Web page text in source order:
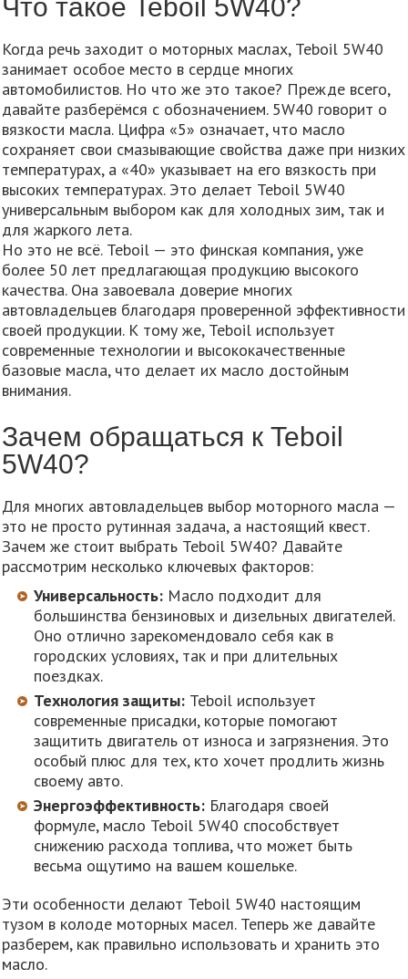
Что такое Teboil 5W40?
Когда речь заходит о моторных маслах, Teboil 5W40
занимает особое место в сердце многих
автомобилистов. Но что же это такое? Прежде всего,
давайте разберёмся с обозначением. 5W40 говорит о
вязкости масла. Цифра «5» означает, что масло
сохраняет свои смазывающие свойства даже при низких
температурах, а «40» указывает на его вязкость при
высоких температурах. Это делает Teboil 5W40
универсальным выбором как для холодных зим, так и
для жаркого лета.
Но это не всё. Teboil — это финская компания, уже
более 50 лет предлагающая продукцию высокого
качества. Она завоевала доверие многих
автовладельцев благодаря проверенной эффективности
своей продукции. К тому же, Teboil использует
современные технологии и высококачественные
базовые масла, что делает их масло достойным
внимания.
Зачем обращаться к Teboil
5W40?
Для многих автовладельцев выбор моторного масла —
это не просто рутинная задача, а настоящий квест.
Зачем же стоит выбрать Teboil 5W40? Давайте
рассмотрим несколько ключевых факторов:
Универсальность: Масло подходит для
большинства бензиновых и дизельных двигателей.
Оно отлично зарекомендовало себя как в
городских условиях, так и при длительных
поездках.
Технология защиты: Teboil использует
современные присадки, которые помогают
защитить двигатель от износа и загрязнения. Это
особый плюс для тех, кто хочет продлить жизнь
своему авто.
Энергоэффективность: Благодаря своей
формуле, масло Teboil 5W40 способствует
снижению расхода топлива, что может быть
весьма ощутимо на вашем кошельке.
Эти особенности делают Teboil 5W40 настоящим
тузом в колоде моторных масел. Теперь же давайте
разберем, как правильно использовать и хранить это
масло.